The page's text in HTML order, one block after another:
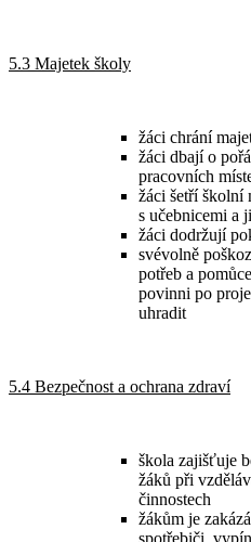
5.3 Majetek školy
žáci chrání
žáci dbají o
pracovních
žáci šetří školní
s učebnicemi a
žáci dodržují
svévolně
potřeb a
povinni po
uhradit
5.4 Bezpečnost a ochrana zdraví
škola zajišťuje
žáků při
činnostech
žákům je
spotřebiči,